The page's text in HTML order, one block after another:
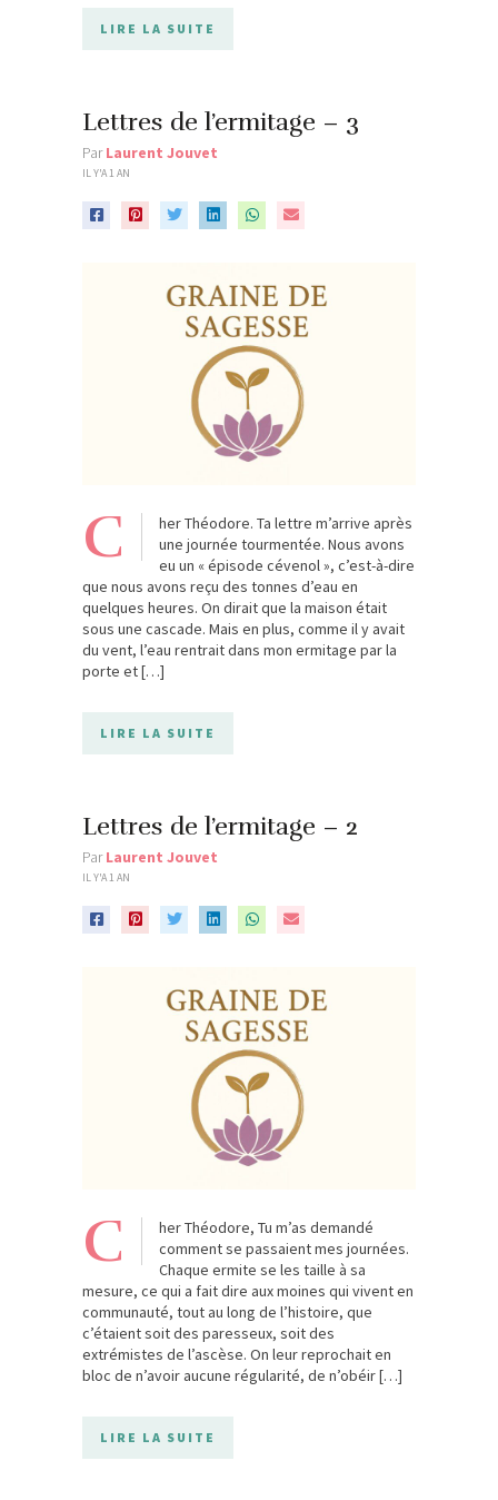
LIRE LA SUITE
Lettres de l’ermitage – 3
ParLaurent Jouvet
IL Y'A 1 AN
C
her Théodore. Ta lettre m’arrive après
une journée tourmentée. Nous avons
eu un « épisode cévenol », c’est-à-dire
que nous avons reçu des tonnes d’eau en
quelques heures. On dirait que la maison était
sous une cascade. Mais en plus, comme il y avait
du vent, l’eau rentrait dans mon ermitage par la
porte et […]
LIRE LA SUITE
Lettres de l’ermitage – 2
ParLaurent Jouvet
IL Y'A 1 AN
C
her Théodore, Tu m’as demandé
comment se passaient mes journées.
Chaque ermite se les taille à sa
mesure, ce qui a fait dire aux moines qui vivent en
communauté, tout au long de l’histoire, que
c’étaient soit des paresseux, soit des
extrémistes de l’ascèse. On leur reprochait en
bloc de n’avoir aucune régularité, de n’obéir […]
LIRE LA SUITE